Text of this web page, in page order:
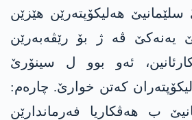
ھەلیکۆپتەرێن ھێزێن
یەنەکێ ڤە ژ بۆ رێڤەبەرێن
ئەو بوو ل سینۆرێ
کەتن خوارێ. چارەم:
ب ھەڤکاریا فەرماندارێن